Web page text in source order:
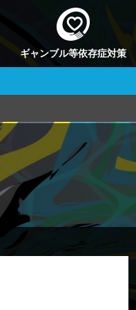
ギャンブル等依存症対策